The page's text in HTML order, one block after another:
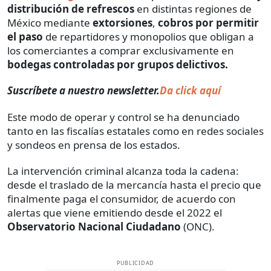
distribución de refrescos en distintas regiones de
México mediante extorsiones, cobros por permitir
el paso de repartidores y monopolios que obligan a
los comerciantes a comprar exclusivamente en
bodegas controladas por grupos delictivos.
Suscríbete a nuestro newsletter.Da click aquí
Este modo de operar y control se ha denunciado
tanto en las fiscalías estatales como en redes sociales
y sondeos en prensa de los estados.
La intervención criminal alcanza toda la cadena:
desde el traslado de la mercancía hasta el precio que
finalmente paga el consumidor, de acuerdo con
alertas que viene emitiendo desde el 2022 el
Observatorio Nacional Ciudadano (ONC).
PUBLICIDAD